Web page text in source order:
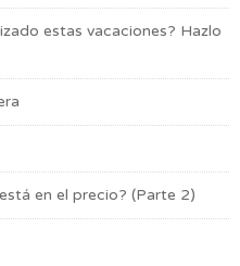
estas vacaciones? Hazlo
en el precio? (Parte 2)